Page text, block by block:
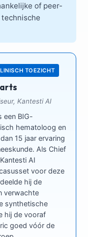
of peer-
TOEZICHT
Kantesti AI
een BIG-
hematoloog en
15 jaar ervaring
Als Chief
AI
voor deze
hij de
verwachte
synthetische
hij de vooraf
goed vóór de